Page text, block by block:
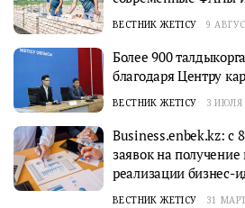
ВЕСТНИК ЖЕТІСУ 9
Более 900
благодаря Центру
ВЕСТНИК ЖЕТІСУ 3 ИЮЛЯ
Business.enbek.kz: с
заявок на получение
реализации бизнес-
ВЕСТНИК ЖЕТІСУ 31